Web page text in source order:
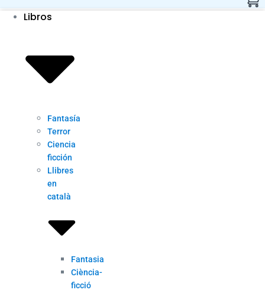
Libros
Fantasía
Terror
Ciencia
ficción
Llibres
en
català
Fantasia
Ciència-
ficció